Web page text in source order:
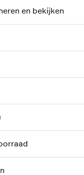
en bekijken